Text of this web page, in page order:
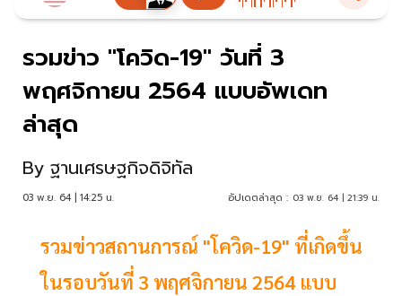
รวมข่าว "โควิด-19" วันที่ 3
พฤศจิกายน 2564 แบบอัพเดท
ล่าสุด
By ฐานเศรษฐกิจดิจิทัล
03 พ.ย. 64 | 14:25 น. อัปเดตล่าสุด : 03 พ.ย. 64 | 21:39 น.
รวมข่าวสถานการณ์ "โควิด-19" ที่เกิดขึ้น
ในรอบวันที่ 3 พฤศจิกายน 2564 แบบ